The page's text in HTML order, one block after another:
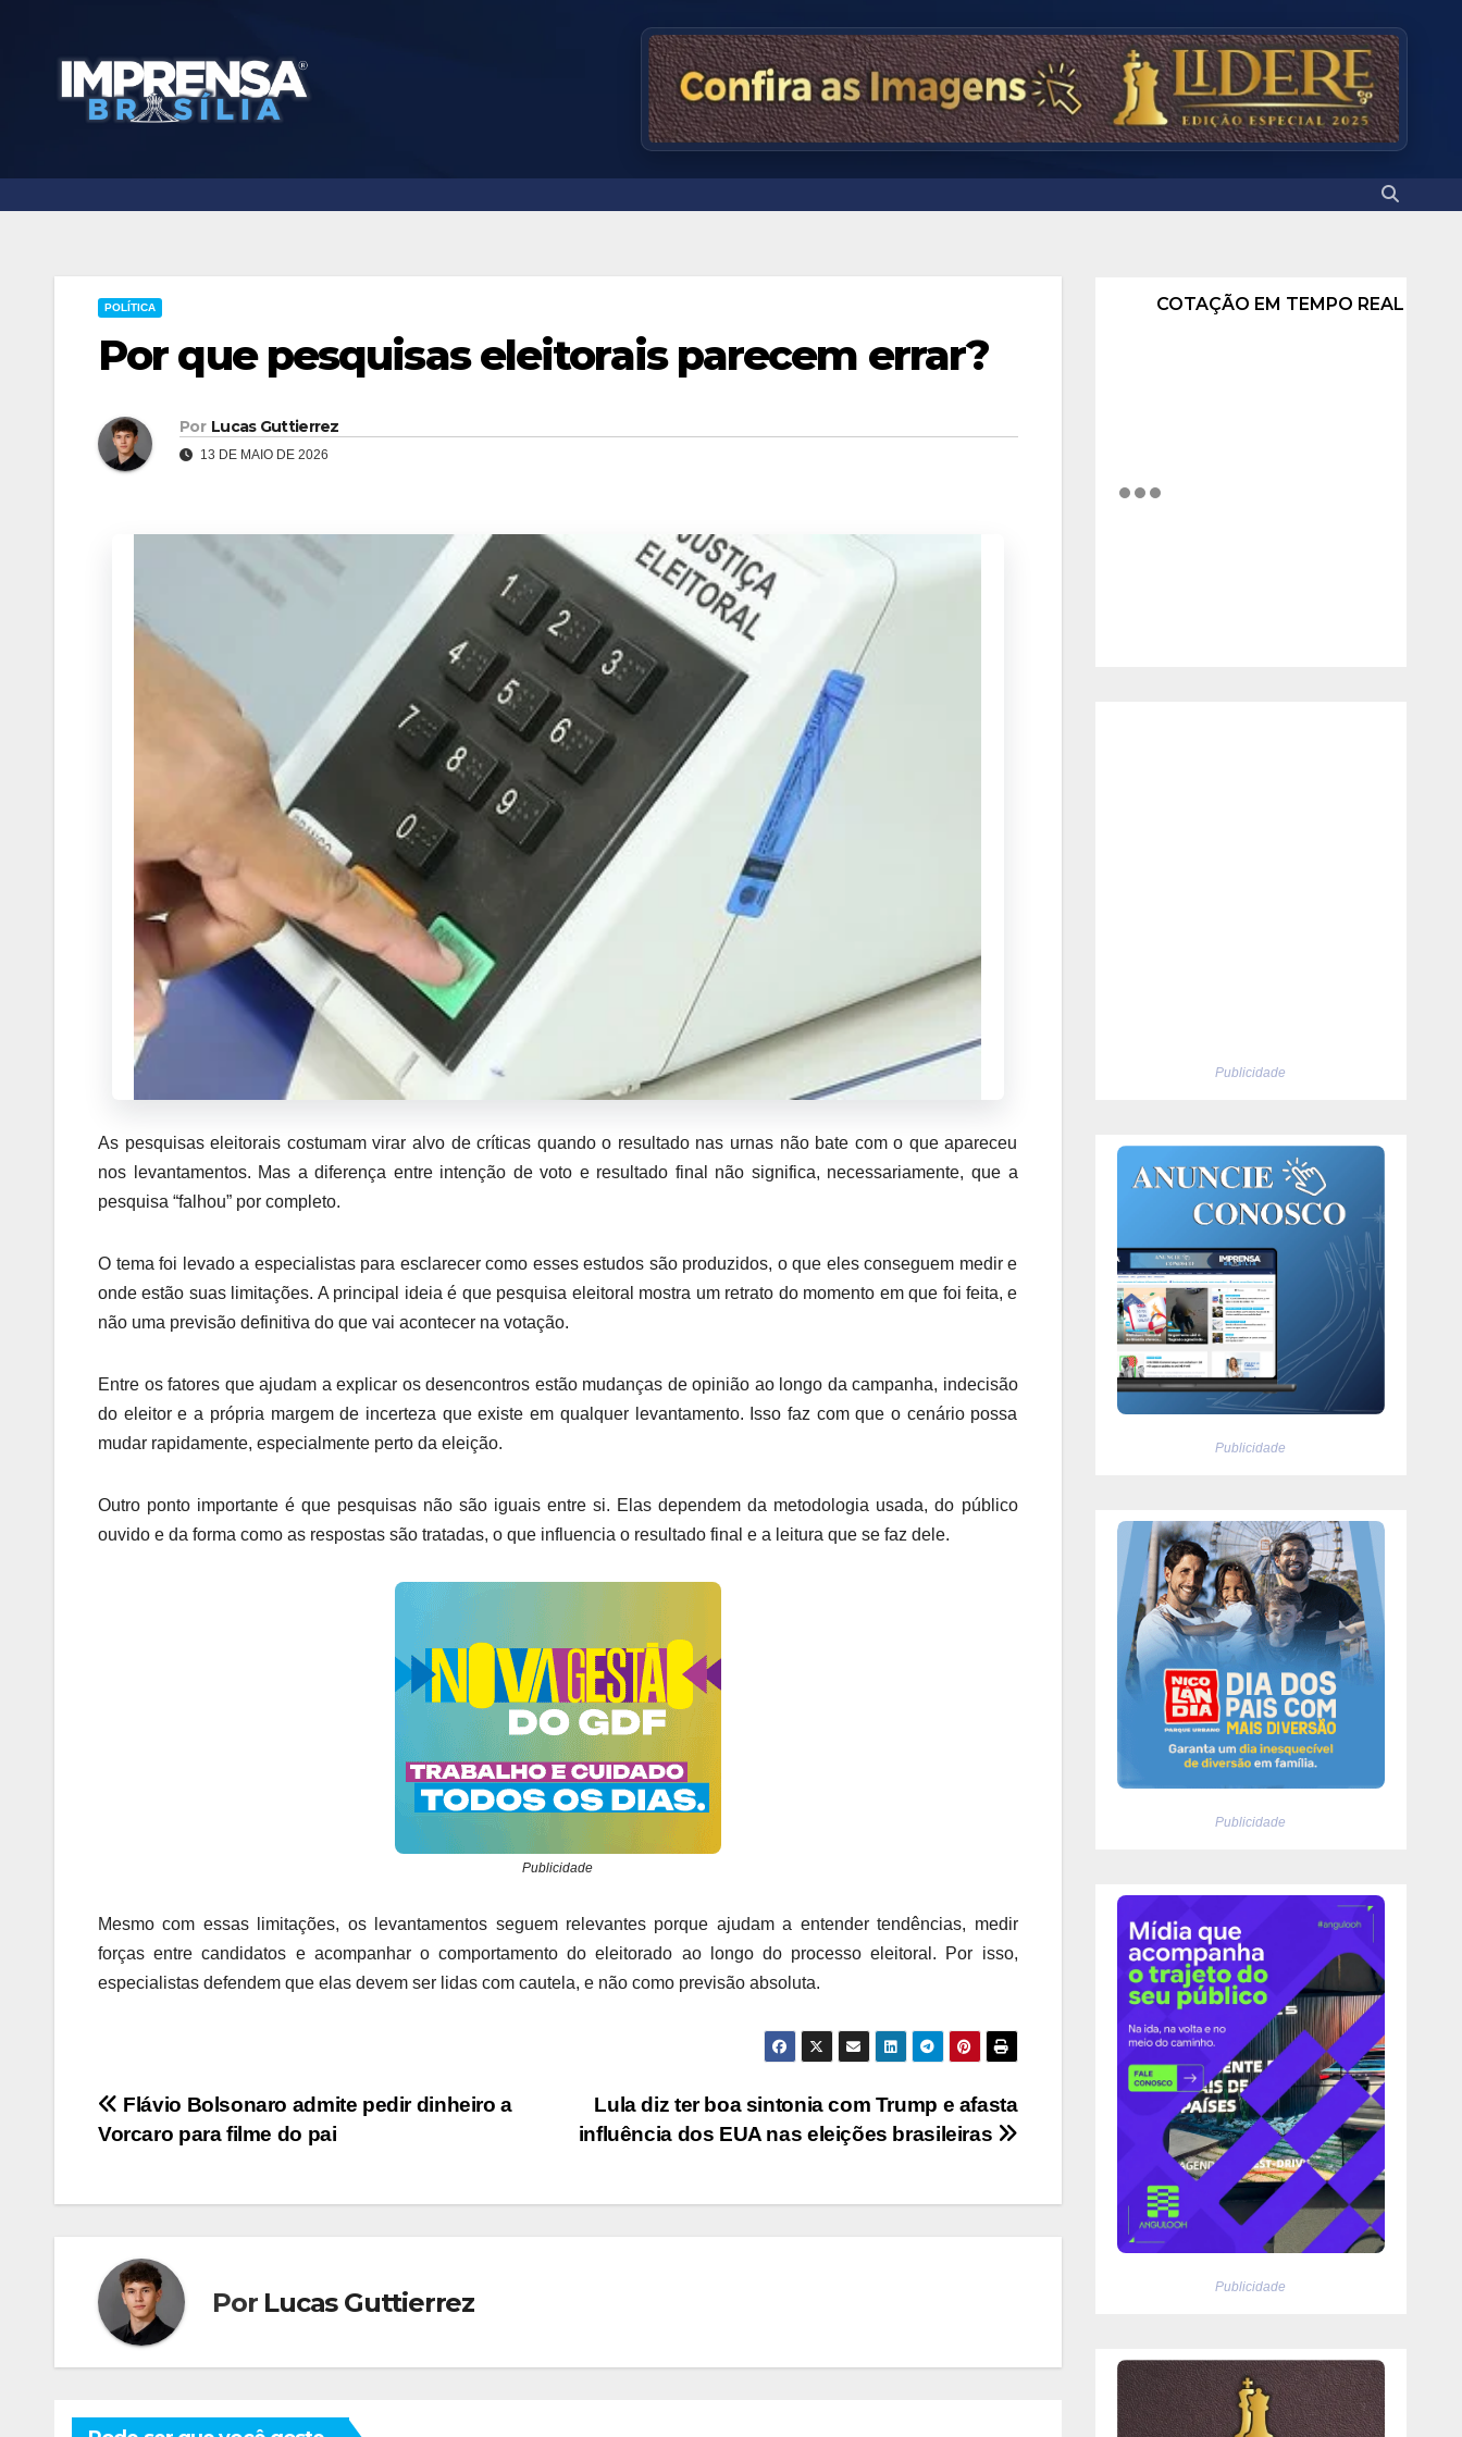
POLÍTICA
Por que pesquisas eleitorais parecem errar?
Por Lucas Guttierrez
13 DE MAIO DE 2026
As pesquisas eleitorais costumam virar alvo de críticas quando o resultado nas urnas não bate com o que apareceu
nos levantamentos. Mas a diferença entre intenção de voto e resultado final não significa, necessariamente, que a
pesquisa “falhou” por completo.
O tema foi levado a especialistas para esclarecer como esses estudos são produzidos, o que eles conseguem medir e
onde estão suas limitações. A principal ideia é que pesquisa eleitoral mostra um retrato do momento em que foi feita, e
não uma previsão definitiva do que vai acontecer na votação.
Entre os fatores que ajudam a explicar os desencontros estão mudanças de opinião ao longo da campanha, indecisão
do eleitor e a própria margem de incerteza que existe em qualquer levantamento. Isso faz com que o cenário possa
mudar rapidamente, especialmente perto da eleição.
Outro ponto importante é que pesquisas não são iguais entre si. Elas dependem da metodologia usada, do público
ouvido e da forma como as respostas são tratadas, o que influencia o resultado final e a leitura que se faz dele.
Publicidade
Mesmo com essas limitações, os levantamentos seguem relevantes porque ajudam a entender tendências, medir
forças entre candidatos e acompanhar o comportamento do eleitorado ao longo do processo eleitoral. Por isso,
especialistas defendem que elas devem ser lidas com cautela, e não como previsão absoluta.
Navegação
Post
Lula diz ter boa sintonia com Trump e afasta
influência dos EUA nas eleições brasileiras
Flávio Bolsonaro admite pedir dinheiro a
Vorcaro para filme do pai
Por Lucas Guttierrez
COTAÇÃO EM TEMPO REAL
Publicidade
Publicidade
Publicidade
Publicidade